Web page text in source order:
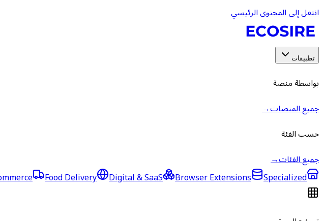
انتقل إلى المحتوى الرئيسي
تطبيقات
بواسطة منصة
جميع المنصات→
حسب الفئة
جميع الفئات→
Food Delivery Digital & SaaS Browser Extensions Specialized